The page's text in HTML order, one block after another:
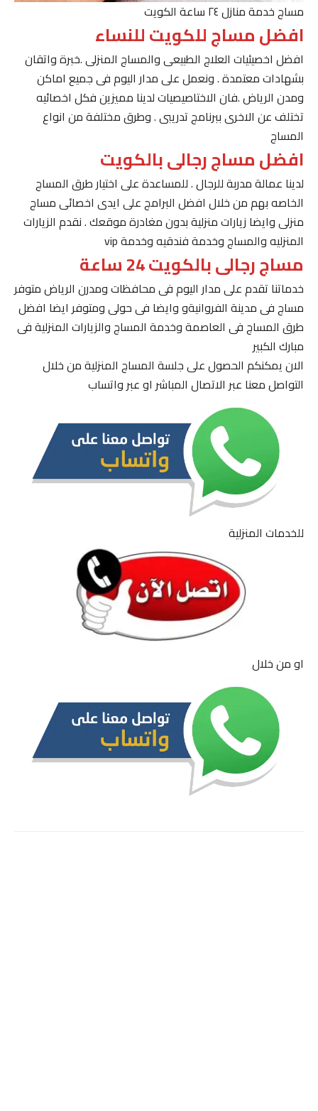
مساج خدمة منازل ٢٤ ساعة الكويت
افضل مساج للكويت للنساء
افضل اخصيئيات العلاج الطبيعى والمساج المنزلى .خبرة واتقان
بشهادات معتمدة . ونعمل على مدار اليوم فى جميع اماكن
ومدن الرياض .فان الاختاصيصيات لدينا مميزين فكل اخصائيه
تختلف عن الاخرى ببرنامج تدريبى . وطرق مختلفة من انواع
المساج
افضل مساج رجالى بالكويت
لدينا عمالة مدربة للرجال . للمساعدة على اختيار طرق المساج
الخاصه بهم من خلال افضل البرامج على ايدى اخصائى مساج
منزلى وايضا زيارات منزلية بدون مغادرة موقعك . نقدم الزيارات
المنزليه والمساج وخدمة فندقيه وخدمة vip
مساج رجالى بالكويت 24 ساعة
خدماتنا تقدم على مدار اليوم فى محافظات ومدرن الرياض متوفر
مساج فى مدينة الفروانيةو وايضا فى حولى ومتوفر ايضا افضل
طرق المساج فى العاصمة وخدمة المساج والزيارات المنزلية فى
مبارك الكبير
الان يمكنكم الحصول على جلسة المساج المنزلية من خلال
التواصل معنا عبر الاتصال المباشر او عبر واتساب
للخدمات المنزلية
او من خلال